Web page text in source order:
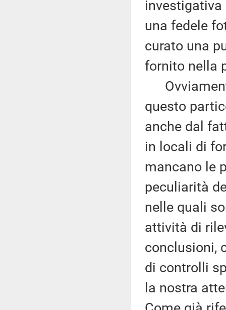
investigativa
una fedele
curato una
fornito nella
questo
anche dal
in locali di
mancano le
peculiarità
nelle quali
attività di
conclusioni,
di controlli
la nostra